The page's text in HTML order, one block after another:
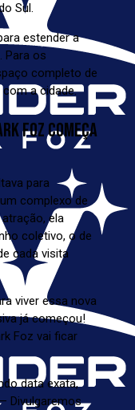
Sul.
estender a
Para os
completo de
com a cidade.
FOZ COMEÇA
para
complexo de
ela
coletivo, o de
cada visita
viver essa nova
já começou!
Foz vai ficar
data exata,
Divulgaremos